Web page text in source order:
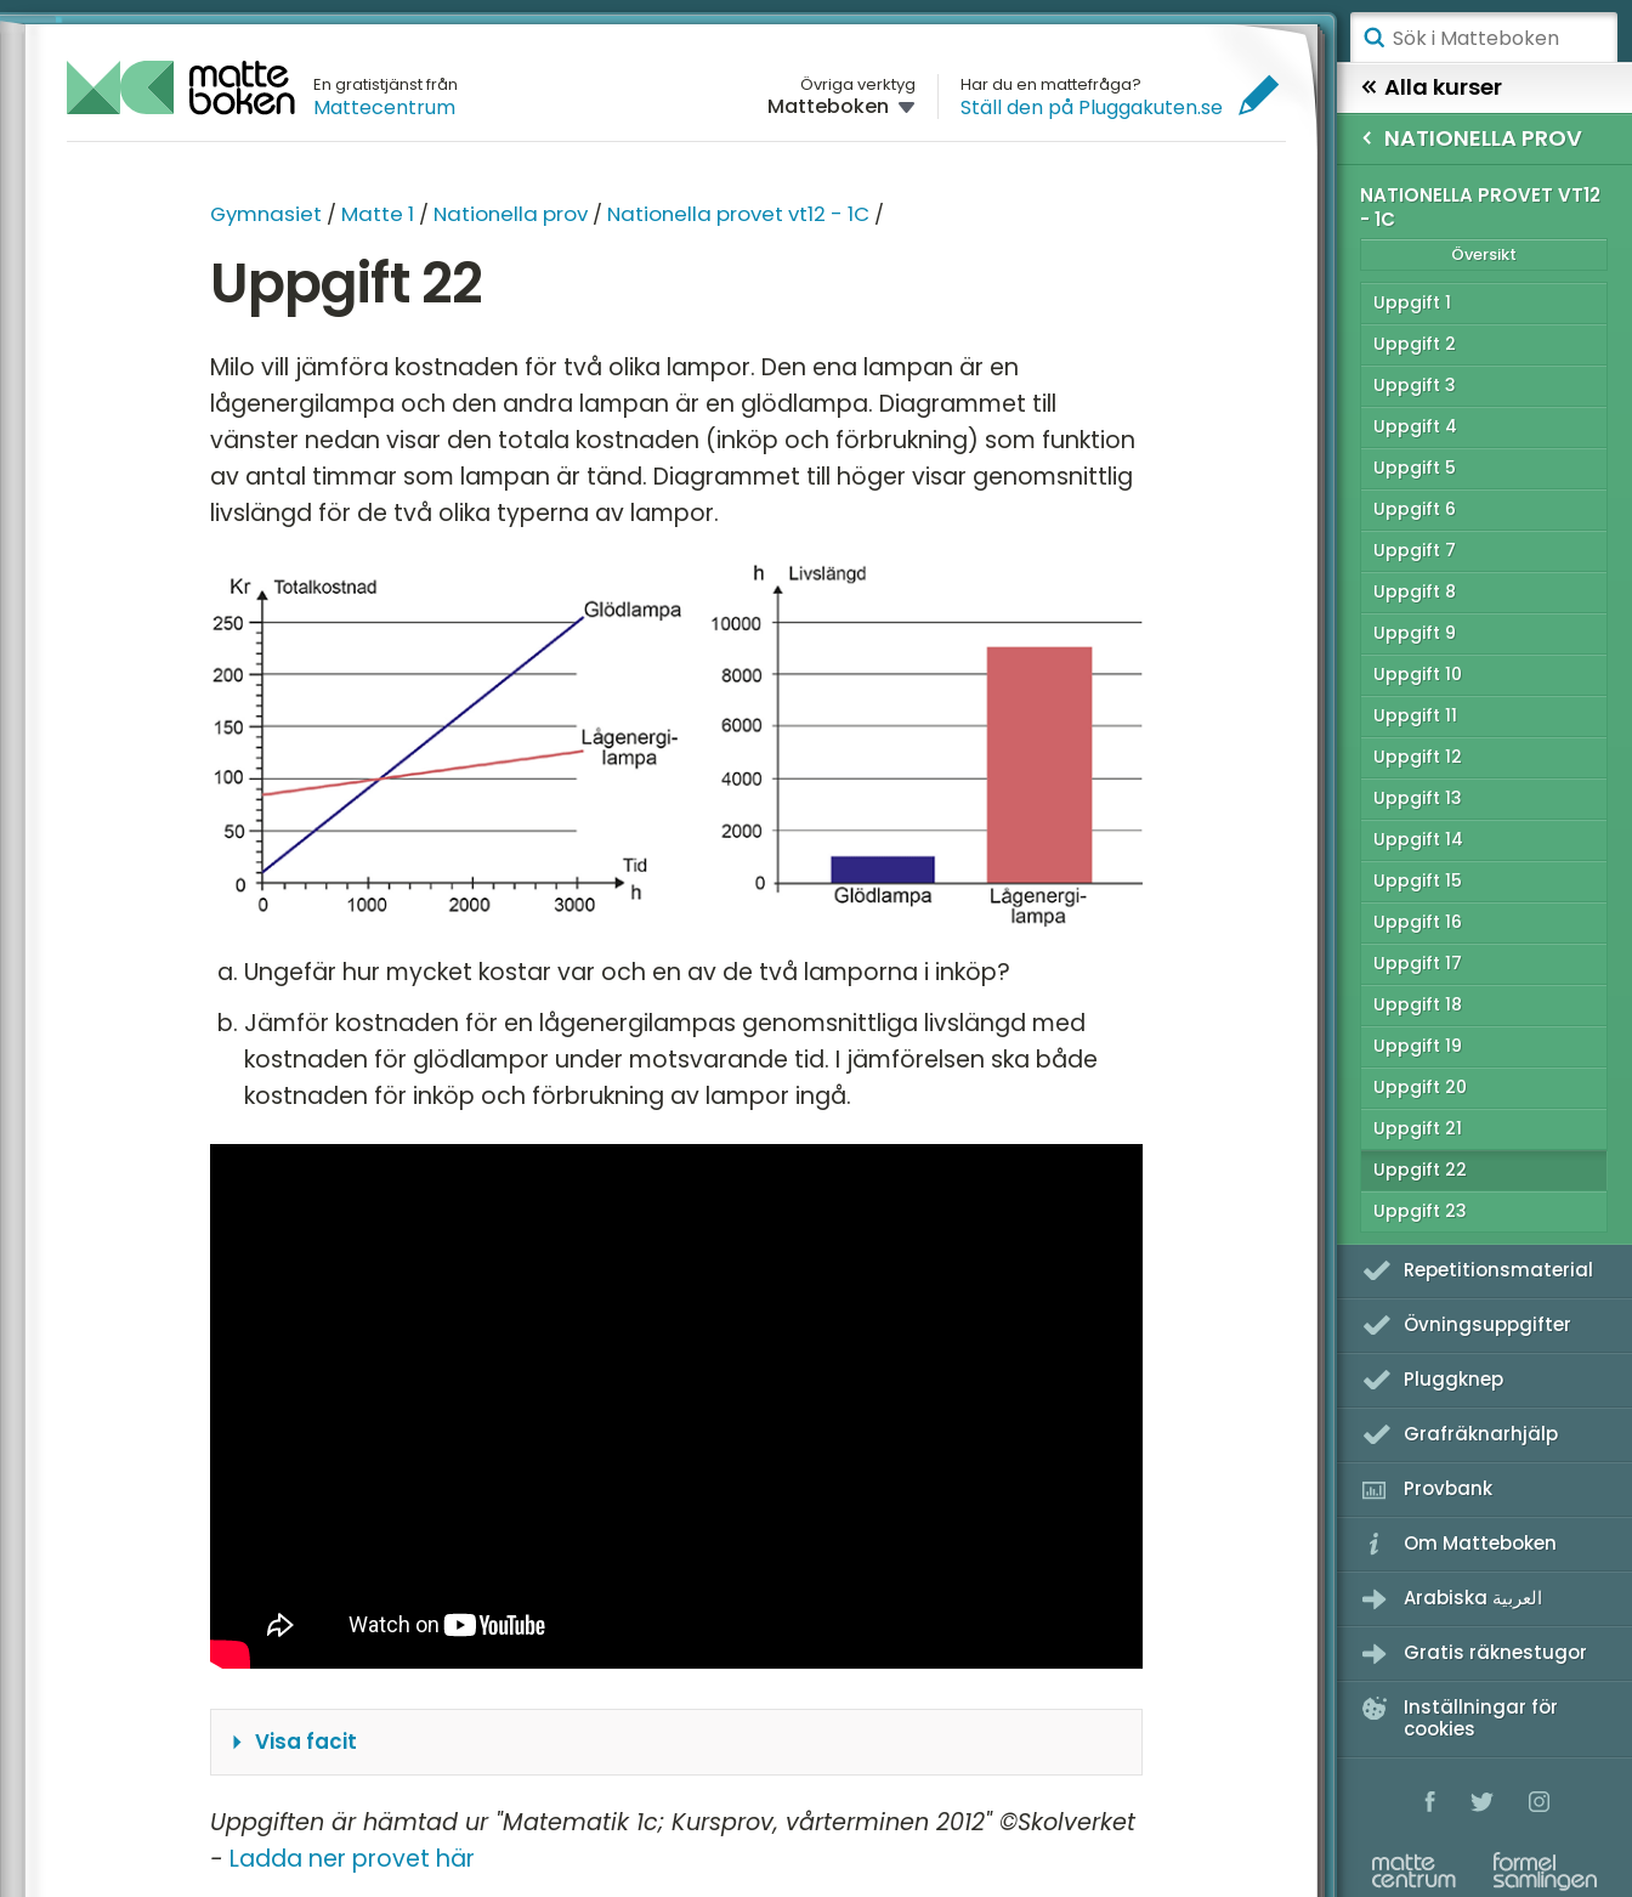
En gratistjänst från
Mattecentrum
Har du en mattefråga?
Ställ den på Pluggakuten.se
Övriga verktyg
Matteboken
Gymnasiet / Matte 1 / Nationella prov / Nationella provet vt12 - 1C /
Uppgift 22
Milo vill jämföra kostnaden för två olika lampor. Den ena lampan är en
lågenergilampa och den andra lampan är en glödlampa. Diagrammet till
vänster nedan visar den totala kostnaden (inköp och förbrukning) som funktion
av antal timmar som lampan är tänd. Diagrammet till höger visar genomsnittlig
livslängd för de två olika typerna av lampor.
Ungefär hur mycket kostar var och en av de två lamporna i inköp?
Jämför kostnaden för en lågenergilampas genomsnittliga livslängd med
kostnaden för glödlampor under motsvarande tid. I jämförelsen ska både
kostnaden för inköp och förbrukning av lampor ingå.
Visa facit
b) "Kostnad lågenergilampa 220 kr och nio glödlampor 810 kr"
Uppgiften är hämtad ur "Matematik 1c; Kursprov, vårterminen 2012" ©Skolverket
- Ladda ner provet här
LÅGSTADIET
MELLANSTADIET
Alla kurser
GYMNASIET
GYMNASIET
Översikt
Funktioner
Geometri
Statistik och sannolikhet
MATTE 1
Nationella provet vt12 -
1C
NATIONELLA PROV
NATIONELLA PROVET VT12
- 1C
Översikt
Uppgift 1
Uppgift 2
Uppgift 3
Uppgift 4
Uppgift 5
Uppgift 6
Uppgift 7
Uppgift 8
Uppgift 9
Uppgift 10
Uppgift 11
Uppgift 12
Uppgift 13
Uppgift 14
Uppgift 15
Uppgift 16
Uppgift 17
Uppgift 18
Uppgift 19
Uppgift 20
Uppgift 21
Uppgift 22
Uppgift 23
Repetitionsmaterial
Övningsuppgifter
Pluggknep
Grafräknarhjälp
Provbank
Om Matteboken
Arabiska العربية
Gratis räknestugor
Inställningar för
cookies
Matte 2
Matte 4
Matte 5
Mattespecialisering
KUL MED MATTE